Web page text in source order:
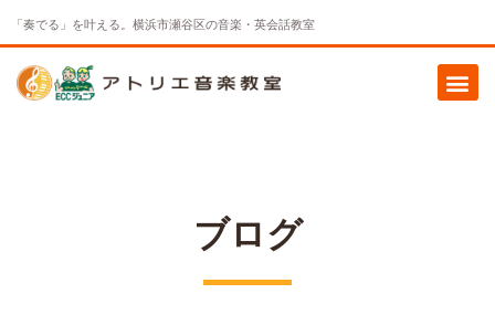
「奏でる」を叶える。横浜市瀬谷区の音楽・英会話教室
ブログ